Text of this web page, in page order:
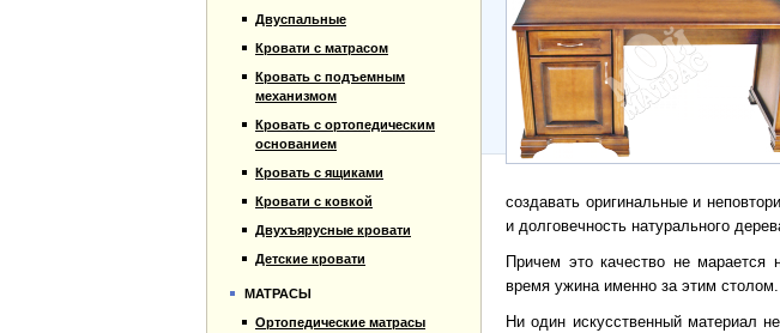
создавать оригинальные и
и долговечность натурального
Причем это качество не
время ужина именно за этим
Ни один искусственный материал
Двуспальные
Кровати с матрасом
Кровать с подъемным
механизмом
Кровать с ортопедическим
основанием
Кровать с ящиками
Кровати с ковкой
Двухъярусные кровати
Детские кровати
МАТРАСЫ
Ортопедические матрасы
Прайс-лист
Контакты
Кровати для дачи
Кровать тахта